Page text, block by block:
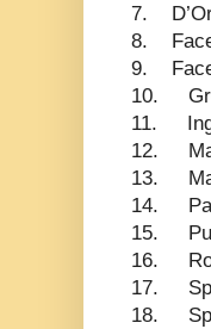
7.
8.
9.
10.
11.
12.
13.
14.
15.
16.
17.
18.